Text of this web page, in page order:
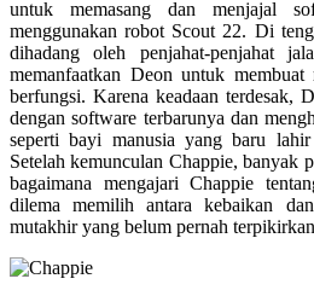
untuk memasang dan menjajal
menggunakan robot Scout 22. Di
dihadang oleh penjahat-penjahat
memanfaatkan Deon untuk
berfungsi. Karena keadaan terdesak,
dengan software terbarunya dan
seperti bayi manusia yang baru
Setelah kemunculan Chappie, banyak
bagaimana mengajari Chappie
dilema memilih antara kebaikan
mutakhir yang belum pernah